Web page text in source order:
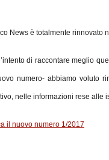
News è totalmente rinnovato
di raccontare meglio
numero- abbiamo voluto
nelle informazioni rese alle
il nuovo numero 1/2017